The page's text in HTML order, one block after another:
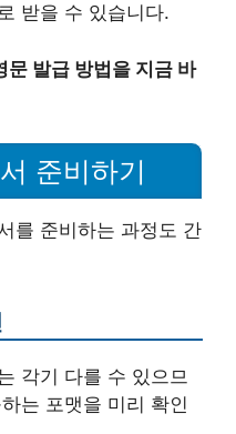
받을 수 있습니다.
문 발급 방법을 지금 바
준비하기
를 준비하는 과정도 간
각기 다를 수 있으므
는 포맷을 미리 확인